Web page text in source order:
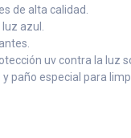
de alta calidad.
azul.
uv contra la luz
paño especial para